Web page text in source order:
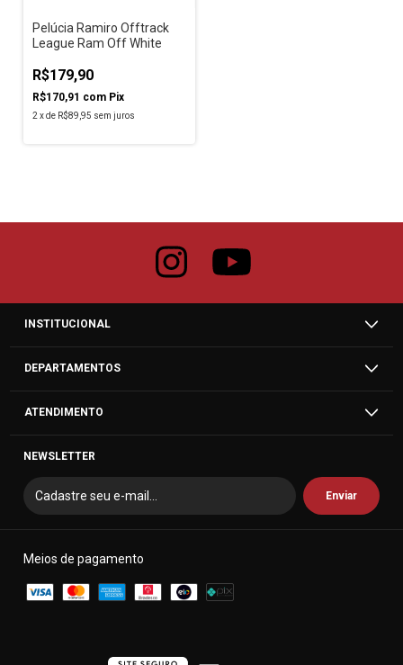
Pelúcia Ramiro Offtrack
League Ram Off White
R$179,90
R$170,91 com Pix
2 xde R$89,95 sem juros
INSTITUCIONAL
DEPARTAMENTOS
ATENDIMENTO
NEWSLETTER
Meios de pagamento